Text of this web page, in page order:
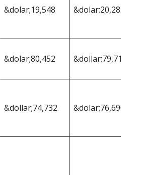
&dolar;19,548 &dolar;20,283
&dolar;80,452 &dollar;79,717
&dollar;74,732 &dolar;76,690